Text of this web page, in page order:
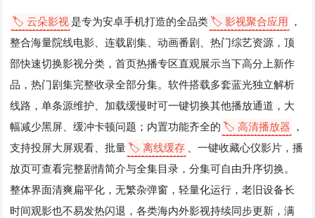
🏷️ 云朵影视是专为安卓手机打造的全品类🏷️ 影视聚合应用 ，
整合海量院线电影、连载剧集、动画番剧、热门综艺资源，顶
部快速切换影视分类，首页热播专区直观展示当下高分上新作
品，热门剧集完整收录全部分集。软件搭载多套蓝光独立解析
线路，单条源维护、加载缓慢时可一键切换其他播放通道，大
幅减少黑屏、缓冲卡顿问题；内置功能齐全的 🏷️ 高清播放器 ，
支持投屏大屏观看、批量🏷️ 离线缓存
、一键收藏心仪影片，播
放页可查看完整剧情简介与全集目录，分集可自由升序切换。
整体界面清爽扁平化，无繁杂弹窗，轻量化运行，老旧设备长
时间观影也不易发热闪退，各类海内外影视持续同步更新，满